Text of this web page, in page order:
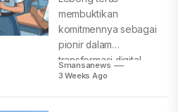
membuktikan
komitmennya sebagai
pionir dalam
transformasi digital
dunia pendidikan di
Smansanews
3 Weeks Ago